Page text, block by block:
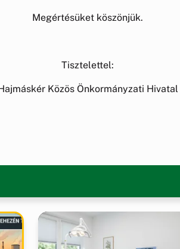
Megértésüket köszönjük.
Tisztelettel:
Közös Önkormányzati Hivatal